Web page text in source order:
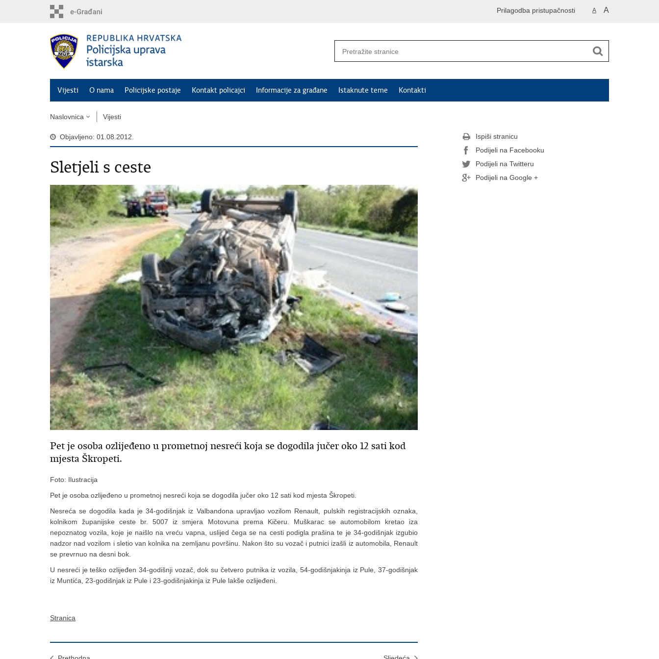
A A
Prilagodba pristupačnosti
Vijesti O nama Policijske postaje Kontakt policajci Informacije za građane Istaknute teme Kontakti
Naslovnica Vijesti
Objavljeno: 01.08.2012.
Sletjeli s ceste
Pet je osoba ozlijeđeno u prometnoj nesreći koja se dogodila jučer oko 12 sati kod
mjesta Škropeti.
Foto: Ilustracija
Pet je osoba ozlijeđeno u prometnoj nesreći koja se dogodila jučer oko 12 sati kod mjesta Škropeti.
Nesreća se dogodila kada je 34-godišnjak iz Valbandona upravljao vozilom Renault, pulskih registracijskih oznaka,
kolnikom županijske ceste br. 5007 iz smjera Motovuna prema Kičeru. Muškarac se automobilom kretao iza
nepoznatog vozila, koje je naišlo na vreću vapna, uslijed čega se na cesti podigla prašina te je 34-godišnjak izgubio
nadzor nad vozilom i sletio van kolnika na zemljanu površinu. Nakon što su vozač i putnici izašli iz automobila, Renault
se prevrnuo na desni bok.
U nesreći je teško ozlijeđen 34-godišnji vozač, dok su četvero putnika iz vozila, 54-godišnjakinja iz Pule, 37-godišnjak
iz Muntića, 23-godišnjak iz Pule i 23-godišnjakinja iz Pule lakše ozlijeđeni.
Stranica
Ispiši stranicu
Podijeli na Facebooku
Podijeli na Twitteru
Podijeli na Google +